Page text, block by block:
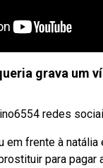
grava um
redes
frente à
para